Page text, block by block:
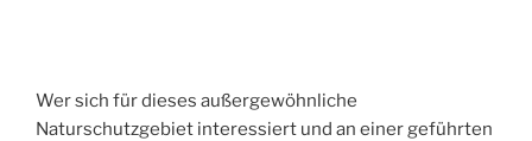
Wer sich für dieses außergewöhnliche
Naturschutzgebiet interessiert und an einer geführten